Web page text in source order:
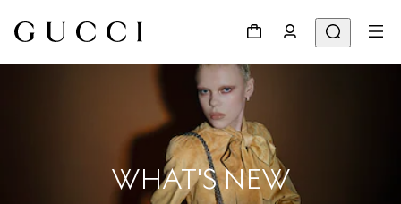
WHAT'S NEW